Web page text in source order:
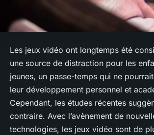
Les jeux vidéo ont longtemps été
une source de distraction pour les
jeunes, un passe-temps qui ne
leur développement personnel et
Cependant, les études récentes
contraire. Avec l’avènement de
technologies, les jeux vidéo sont de